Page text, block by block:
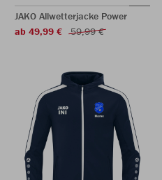
JAKO Allwetterjacke Power
ab 49,99 €
59,99 €